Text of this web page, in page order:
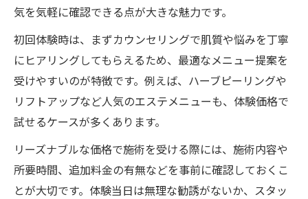
気を気軽に確認できる点が大きな魅力です。
初回体験時は、まずカウンセリングで肌質や悩みを丁寧
にヒアリングしてもらえるため、最適なメニュー提案を
受けやすいのが特徴です。例えば、ハーブピーリングや
リフトアップなど人気のエステメニューも、体験価格で
試せるケースが多くあります。
リーズナブルな価格で施術を受ける際には、施術内容や
所要時間、追加料金の有無などを事前に確認しておくこ
とが大切です。体験当日は無理な勧誘がないか、スタッ